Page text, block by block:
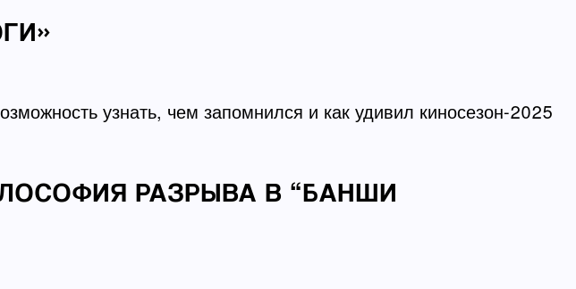
узнать, чем запомнился и как удивил киносезон-2025
РАЗРЫВА В “БАНШИ